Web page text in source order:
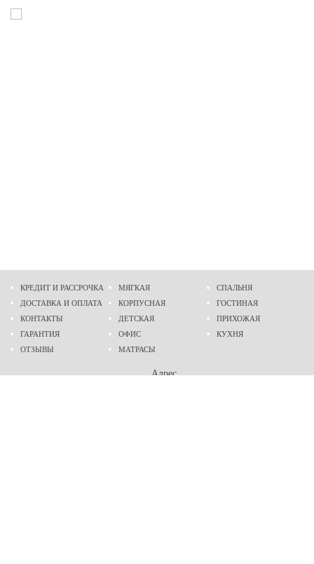
КРЕДИТ И РАССРОЧКА
ДОСТАВКА И ОПЛАТА
КОНТАКТЫ
ГАРАНТИЯ
ОТЗЫВЫ
МЯГКАЯ
КОРПУСНАЯ
ДЕТСКАЯ
ОФИС
МАТРАСЫ
СПАЛЬНЯ
ГОСТИНАЯ
ПРИХОЖАЯ
КУХНЯ
Адрес